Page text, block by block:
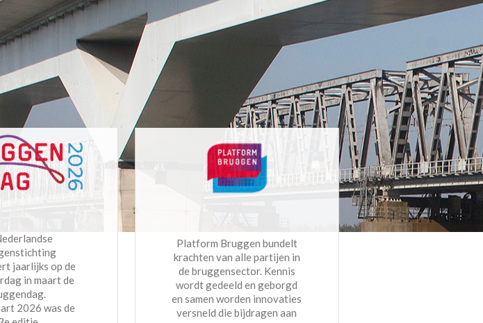
jaarlijks op de
in maart de
2026 was de
Platform Bruggen bundelt
krachten van alle partijen in
de bruggensector. Kennis
wordt gedeeld en geborgd
en samen worden innovaties
versneld die bijdragen aan